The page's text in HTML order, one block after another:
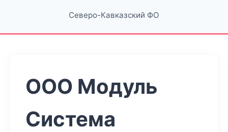
Северо-Кавказский ФО
ООО Модуль
Система